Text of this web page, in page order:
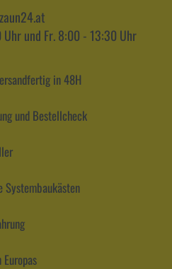
und Fr. 8:00 - 13:30 Uhr
in 48H
und Bestellcheck
Systembaukästen